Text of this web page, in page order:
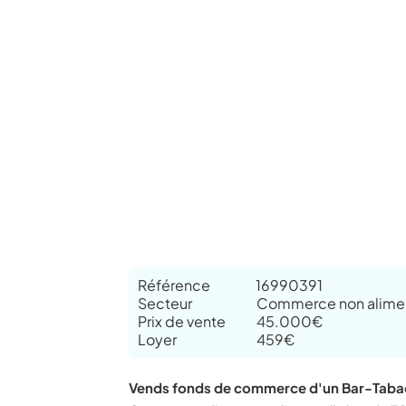
Référence
Secteur
Prix de vente
Loyer
16990391
Commerce non
45.000€
459€
Vends fonds de commerce d'un Bar-